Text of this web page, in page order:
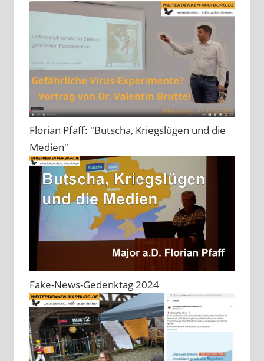
Florian Pfaff: "Butscha, Kriegslügen und die
Medien"
Fake-News-Gedenktag 2024